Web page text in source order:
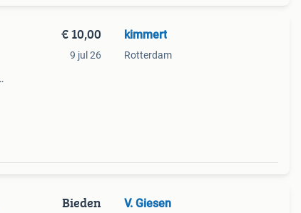
€ 10,00
9 jul 26
kimmert
Rotterdam
Bieden V. Giesen